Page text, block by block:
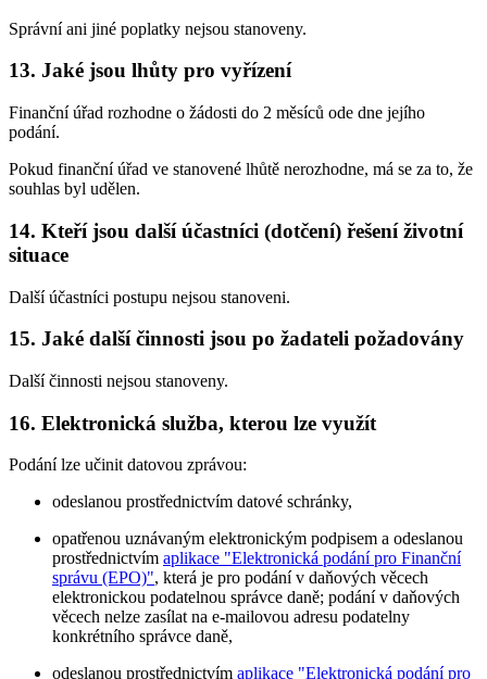
Správní ani jiné poplatky nejsou stanoveny.
13. Jaké jsou lhůty pro vyřízení
Finanční úřad rozhodne o žádosti do 2 měsíců ode dne jejího
podání.
Pokud finanční úřad ve stanovené lhůtě nerozhodne, má se za to, že
souhlas byl udělen.
14. Kteří jsou další účastníci (dotčení) řešení životní
situace
Další účastníci postupu nejsou stanoveni.
15. Jaké další činnosti jsou po žadateli požadovány
Další činnosti nejsou stanoveny.
16. Elektronická služba, kterou lze využít
Podání lze učinit datovou zprávou:
odeslanou prostřednictvím datové schránky,
opatřenou uznávaným elektronickým podpisem a odeslanou
prostřednictvím aplikace "Elektronická podání pro Finanční
správu (EPO)", která je pro podání v daňových věcech
elektronickou podatelnou správce daně; podání v daňových
věcech nelze zasílat na e-mailovou adresu podatelny
konkrétního správce daně,
odeslanou prostřednictvím aplikace "Elektronická podání pro